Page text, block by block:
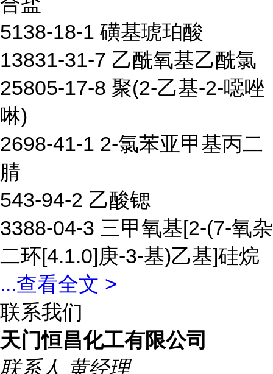
5138-18-1 磺基琥珀酸
13831-31-7 乙酰氧基乙酰氯
25805-17-8 聚(2-乙基-2-噁唑
啉)
2698-41-1 2-氯苯亚甲基丙二
腈
543-94-2 乙酸锶
3388-04-3 三甲氧基[2-(7-氧杂
二环[4.1.0]庚-3-基)乙基]硅烷
...查看全文 >
联系我们
天门恒昌化工有限公司
联系人 黄经理